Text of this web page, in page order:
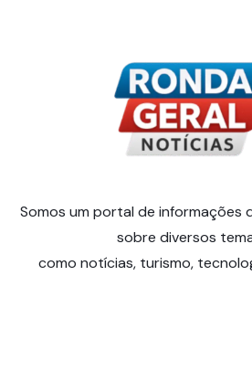
Somos um portal de informações
sobre diversos
como notícias, turismo,